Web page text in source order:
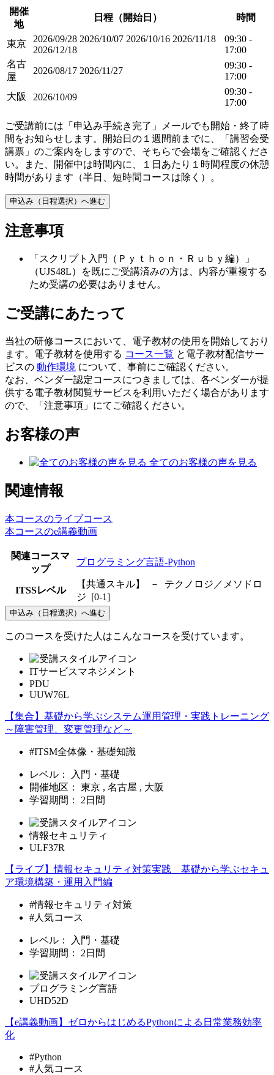
開催
地
日程（開始日） 時間
東京 2026/09/28 2026/10/07 2026/10/16 2026/11/18
2026/12/18
09:30 -
17:00
名古
屋
2026/08/17 2026/11/27
09:30 -
17:00
大阪
2026/10/09
09:30 -
17:00
ご受講前には「申込み手続き完了」メールでも開始・終了時
間をお知らせします。開始日の１週間前までに、「講習会受
講票」のご案内をしますので、そちらで会場をご確認くださ
い。また、開催中は時間内に、１日あたり１時間程度の休憩
時間があります（半日、短時間コースは除く）。
申込み（日程選択）へ進む
注意事項
「スクリプト入門（Ｐｙｔｈｏｎ・Ｒｕｂｙ編）」
（UJS48L）を既にご受講済みの方は、内容が重複する
ため受講の必要はありません。
ご受講にあたって
当社の研修コースにおいて、電子教材の使用を開始しており
ます。電子教材を使用する コース一覧 と電子教材配信サー
ビスの 動作環境 について、事前にご確認ください。
なお、ベンダー認定コースにつきましては、各ベンダーが提
供する電子教材閲覧サービスを利用いただく場合があります
ので、「注意事項」にてご確認ください。
お客様の声
全てのお客様の声を見る
関連情報
本コースのライブコース
本コースのe講義動画
関連コースマ
ップ
プログラミング言語-Python
ITSSレベル
【共通スキル】 － テクノロジ／メソドロ
ジ [0-1]
申込み（日程選択）へ進む
このコースを受けた人はこんなコースを受けています。
ITサービスマネジメント
PDU
UUW76L
【集合】基礎から学ぶシステム運用管理・実践トレーニング
～障害管理、変更管理など～
#ITSM全体像・基礎知識
レベル：
入門・基礎
開催地区：
東京 , 名古屋 , 大阪
学習期間：
2日間
情報セキュリティ
ULF37R
【ライブ】情報セキュリティ対策実践 基礎から学ぶセキュ
ア環境構築・運用入門編
#情報セキュリティ対策
#人気コース
レベル：
入門・基礎
学習期間：
2日間
プログラミング言語
UHD52D
【e講義動画】ゼロからはじめるPythonによる日常業務効率
化
#Python
#人気コース